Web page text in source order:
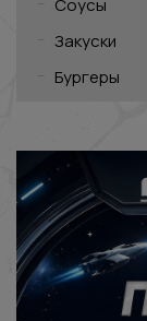
Закуски
Бургеры